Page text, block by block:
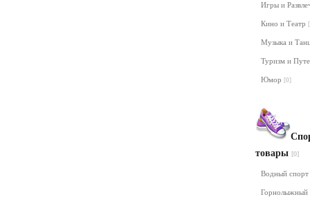
Игры и
Кино и Театр
Музыка и
Туризм и
Юмор [0]
товары [0]
Водный спорт
Горнолыжный